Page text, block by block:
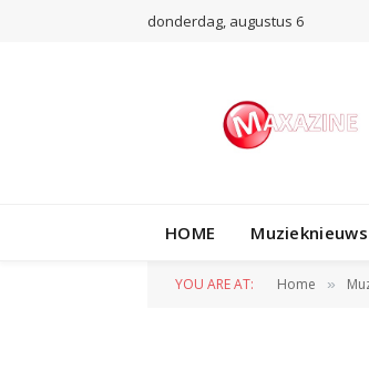
donderdag, augustus 6
HOME Muzieknieuws
YOU ARE AT: Home »
Belgische